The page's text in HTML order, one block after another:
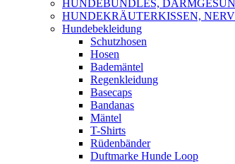
HUNDEBUNDLES,
HUNDEKRÄUTERKISSEN,
Hundebekleidung
Schutzhosen
Hosen
Bademäntel
Regenkleidung
Basecaps
Bandanas
Mäntel
T-Shirts
Rüdenbänder
Duftmarke Hunde Loop